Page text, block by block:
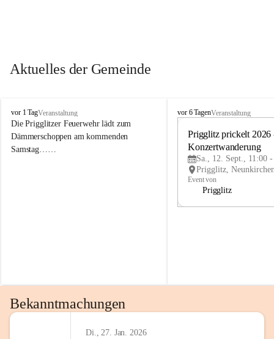
Aktuelles der Gemeinde
P
r
i
g
vor 1 TagVeranstaltung
Die Prigglitzer Feuerwehr lädt zum
Dämmerschoppen am kommenden
Samstag……
P
vor 6 TagenVeranstaltung
Prigglitz prickelt 2026
Konzertwanderung
Sa., 12. Sept., 11:00
Event von
Prigglitz
Bekanntmachungen
Di., 27. Jan. 2026